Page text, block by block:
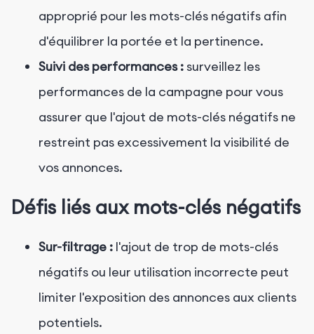
approprié pour les mots-clés négatifs afin
d'équilibrer la portée et la pertinence.
Suivi des performances :surveillez les
performances de la campagne pour vous
assurer que l'ajout de mots-clés négatifs ne
restreint pas excessivement la visibilité de
vos annonces.
Défis liés aux mots-clés négatifs
Sur-filtrage : l'ajout de trop de mots-clés
négatifs ou leur utilisation incorrecte peut
limiter l'exposition des annonces aux clients
potentiels.